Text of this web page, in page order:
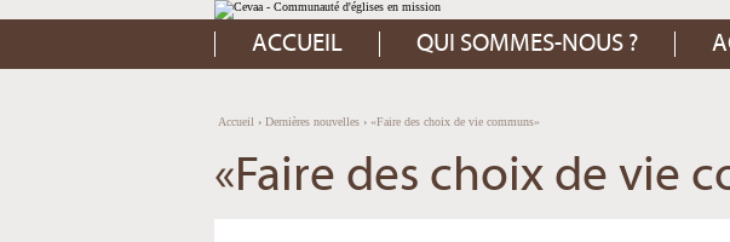
Aller
au
contenu.
Aller
à
Outils
personnels
ACCUEIL QUI SOMMES-NOUS ?
Accueil › Dernières nouvelles › «Faire des choix de vie communs»
«Faire des choix de vie